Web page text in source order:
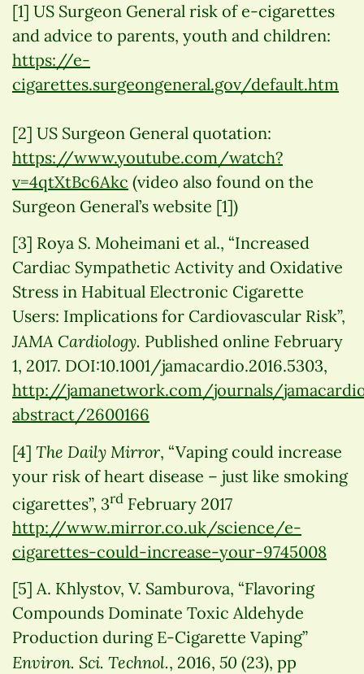
[1] US Surgeon General risk of e-cigarettes
and advice to parents, youth and children:
https://e-
cigarettes.surgeongeneral.gov/default.htm
[2] US Surgeon General quotation:
https://www.youtube.com/watch?
v=4qtXtBc6Akc (video also found on the
Surgeon General’s website [1])
[3] Roya S. Moheimani et al., “Increased
Cardiac Sympathetic Activity and Oxidative
Stress in Habitual Electronic Cigarette
Users: Implications for Cardiovascular Risk”,
JAMA Cardiology. Published online February
1, 2017. DOI:10.1001/jamacardio.2016.5303,
http://jamanetwork.com/journals/
abstract/2600166
[4] The Daily Mirror, “Vaping could increase
your risk of heart disease – just like smoking
cigarettes”, 3rd February 2017
http://www.mirror.co.uk/science/e-
cigarettes-could-increase-your-9745008
[5] A. Khlystov, V. Samburova, “Flavoring
Compounds Dominate Toxic Aldehyde
Production during E-Cigarette Vaping”
Environ. Sci. Technol., 2016, 50 (23), pp